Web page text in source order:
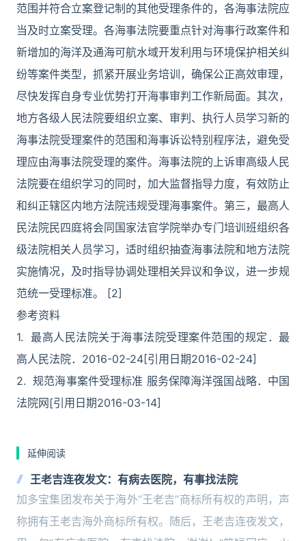
范围并符合立案登记制的其他受理条件的，各海事法院应
当及时立案受理。各海事法院要重点针对海事行政案件和
新增加的海洋及通海可航水域开发利用与环境保护相关纠
纷等案件类型，抓紧开展业务培训，确保公正高效审理，
尽快发挥自身专业优势打开海事审判工作新局面。其次，
地方各级人民法院要组织立案、审判、执行人员学习新的
海事法院受理案件的范围和海事诉讼特别程序法，避免受
理应由海事法院受理的案件。海事法院的上诉审高级人民
法院要在组织学习的同时，加大监督指导力度，有效防止
和纠正辖区内地方法院违规受理海事案件。第三，最高人
民法院民四庭将会同国家法官学院举办专门培训班组织各
级法院相关人员学习，适时组织抽查海事法院和地方法院
实施情况，及时指导协调处理相关异议和争议，进一步规
范统一受理标准。 [2]
参考资料
1. 最高人民法院关于海事法院受理案件范围的规定．最
高人民法院．2016-02-24[引用日期2016-02-24]
2. 规范海事案件受理标准 服务保障海洋强国战略．中国
法院网[引用日期2016-03-14]
延伸阅读
王老吉连夜发文：有病去医院，有事找法院
加多宝集团发布关于海外“王老吉”商标所有权的声明，声
称拥有王老吉海外商标所有权。随后，王老吉连夜发文，